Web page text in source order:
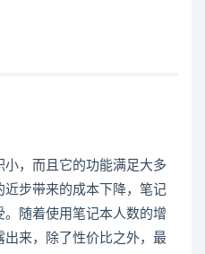
，而且它的功能满足大多
步带来的成本下降，笔记
随着使用笔记本人数的增
来，除了性价比之外，最